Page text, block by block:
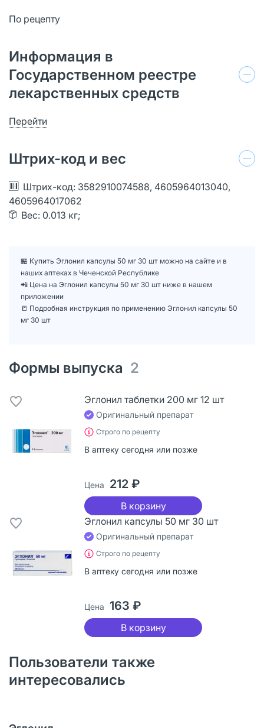
По рецепту
Информация в
Государственном реестре
лекарственных средств
Перейти
Штрих-код и вес
Штрих-код: 3582910074588, 4605964013040,
4605964017062
Вес: 0.013 кг;
🏪 Купить Эглонил капсулы 50 мг 30 шт можно на сайте и в
наших аптеках в Чеченской Республике
📲 Цена на Эглонил капсулы 50 мг 30 шт ниже в нашем
приложении
📒 Подробная инструкция по применению Эглонил капсулы 50
мг 30 шт
Формы выпуска 2
Эглонил таблетки 200 мг 12 шт
Оригинальный препарат
Строго по рецепту
В аптеку сегодня или позже
Цена 212 ₽
В корзину
Эглонил капсулы 50 мг 30 шт
Оригинальный препарат
Строго по рецепту
В аптеку сегодня или позже
Цена 163 ₽
В корзину
Пользователи также
интересовались